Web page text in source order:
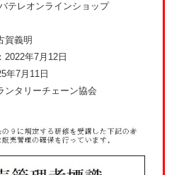
うえ、ご参加をお願いいたします。
テレオンラインショップ
賀義明
2022年7月12日
年7月11日
ンタリーチェーン協会